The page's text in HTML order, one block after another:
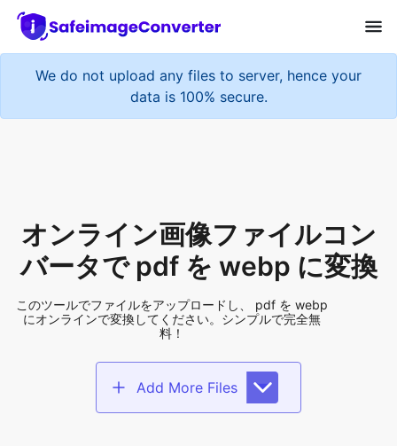
We do not upload any files to server, hence your
data is 100% secure.
このツールでファイルをアップロードし、 pdf を webp
にオンラインで変換してください。シンプルで完全無
料！
Add More Files